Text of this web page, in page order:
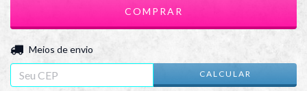
Entregas para o CEP:
Meios de envio
CALCULAR